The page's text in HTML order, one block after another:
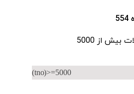
بیش از 5000
(tno)>=5000